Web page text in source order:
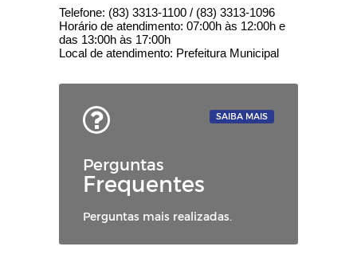
Telefone: (83) 3313-1100 / (83) 3313-1096
Horário de atendimento: 07:00h às 12:00h e
das 13:00h às 17:00h
Local de atendimento: Prefeitura Municipal
Perguntas
Frequentes
Perguntas mais realizadas.
SAIBA MAIS